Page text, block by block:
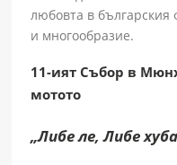
любовта в българския
и многообразие.
11-ият Събор в
мотото
„Либе ле, Либе